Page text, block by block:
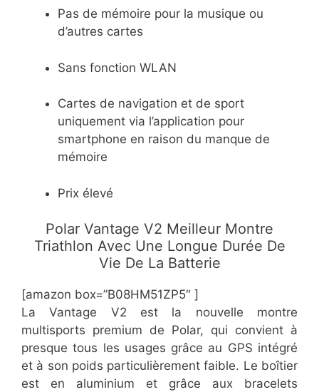
Pas de mémoire pour la musique ou
d’autres cartes
Sans fonction WLAN
Cartes de navigation et de sport
uniquement via l’application pour
smartphone en raison du manque de
mémoire
Prix élevé
​Polar Vantage V2 Meilleur Montre
Triathlon Avec Une Longue Durée De
Vie De La Batterie
[amazon box=”B08HM51ZP5″ ]
La Vantage V2 est la nouvelle montre
multisports premium de Polar, qui convient à
presque tous les usages grâce au GPS intégré
et à son poids particulièrement faible. Le boîtier
est en aluminium et grâce aux bracelets